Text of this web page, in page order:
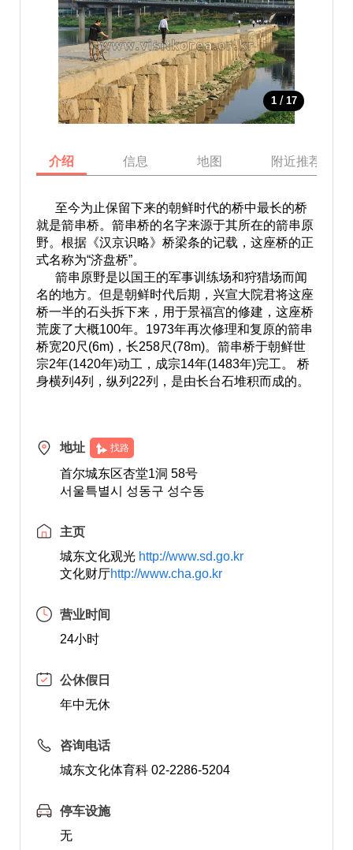
1 / 17
介绍 信息 地图 附近推荐景点
至今为止保留下来的朝鲜时代的桥中最长的桥
就是箭串桥。箭串桥的名字来源于其所在的箭串原
野。根据《汉京识略》桥梁条的记载，这座桥的正
式名称为“济盘桥”。
箭串原野是以国王的军事训练场和狩猎场而闻
名的地方。但是朝鲜时代后期，兴宣大院君将这座
桥一半的石头拆下来，用于景福宫的修建，这座桥
荒废了大概100年。1973年再次修理和复原的箭串
桥宽20尺(6m)，长258尺(78m)。箭串桥于朝鲜世
宗2年(1420年)动工，成宗14年(1483年)完工。 桥
身横列4列，纵列22列，是由长台石堆积而成的。
地址 找路
首尔城东区杏堂1洞 58号
서울특별시 성동구 성수동
主页
城东文化观光 http://www.sd.go.kr
文化财厅http://www.cha.go.kr
营业时间
24小时
公休假日
年中无休
咨询电话
城东文化体育科 02-2286-5204
停车设施
无